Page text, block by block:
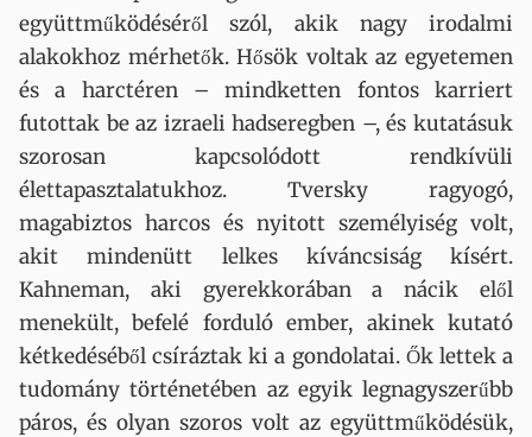
együttműködéséről szól, akik nagy irodalmi
alakokhoz mérhetők. Hősök voltak az egyetemen
és a harctéren – mindketten fontos karriert
futottak be az izraeli hadseregben –, és kutatásuk
szorosan kapcsolódott rendkívüli
élettapasztalatukhoz. Tversky ragyogó,
magabiztos harcos és nyitott személyiség volt,
akit mindenütt lelkes kíváncsiság kísért.
Kahneman, aki gyerekkorában a nácik elől
menekült, befelé forduló ember, akinek kutató
kétkedéséből csíráztak ki a gondolatai. Ők lettek a
tudomány történetében az egyik legnagyszerűbb
páros, és olyan szoros volt az együttműködésük,